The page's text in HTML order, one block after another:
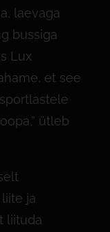
laevaga
bussiga
Lux
et see
ütleb
ja
liituda